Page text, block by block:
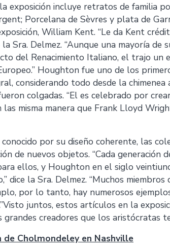
exposición incluye retratos de familia
Porcelana de Sèvres y plata de
William Kent. “Le da Kent
la Sra. Delmez. “Aunque una mayoría
del Renacimiento Italiano, el trajo un
Houghton fue uno de los
considerando todo desde la
colgadas. “El es celebrado por
las misma manera que Frank Lloyd
por su diseño coherente, las
de nuevos objetos. “Cada generación
ellos, y Houghton en el siglo
dice la Sra. Delmez. “Muchos
por lo tanto, hay numerosos
juntos, estos artículos en la
grandes creadores que los aristócratas
de Cholmondeley en Nashville